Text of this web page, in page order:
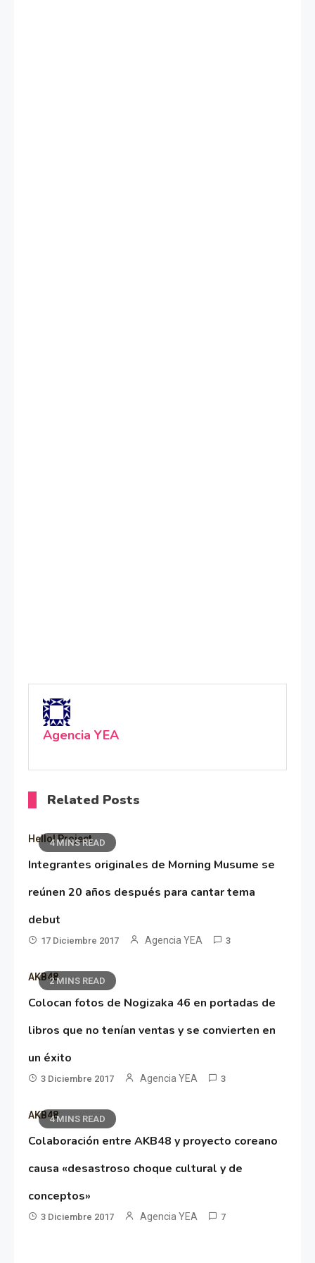
Agencia YEA
Related Posts
4 MINS READ
Hello! Project
Integrantes originales de Morning Musume se
reúnen 20 años después para cantar tema
debut
17 Diciembre 2017 Agencia YEA 3
2 MINS READ
AKB48
Colocan fotos de Nogizaka 46 en portadas de
libros que no tenían ventas y se convierten en
un éxito
3 Diciembre 2017 Agencia YEA 3
4 MINS READ
AKB48
Colaboración entre AKB48 y proyecto coreano
causa «desastroso choque cultural y de
conceptos»
3 Diciembre 2017 Agencia YEA 7